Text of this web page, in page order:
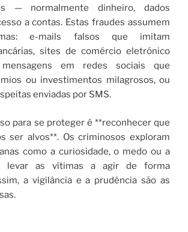
— normalmente dinheiro, dados
a contas. Estas fraudes assumem
e-mails falsos que imitam
sites de comércio eletrónico
mensagens em redes sociais que
ou investimentos milagrosos, ou
enviadas por SMS.
para se proteger é **reconhecer que
ser alvos**. Os criminosos exploram
como a curiosidade, o medo ou a
levar as vítimas a agir de forma
a vigilância e a prudência são as